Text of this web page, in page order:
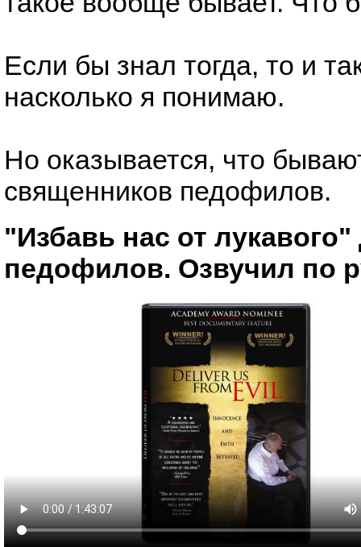
Если бы знал тогда, то и
насколько я понимаю.
Но оказывается, что
священников педофилов.
"Избавь нас от
педофилов. Озвучил по